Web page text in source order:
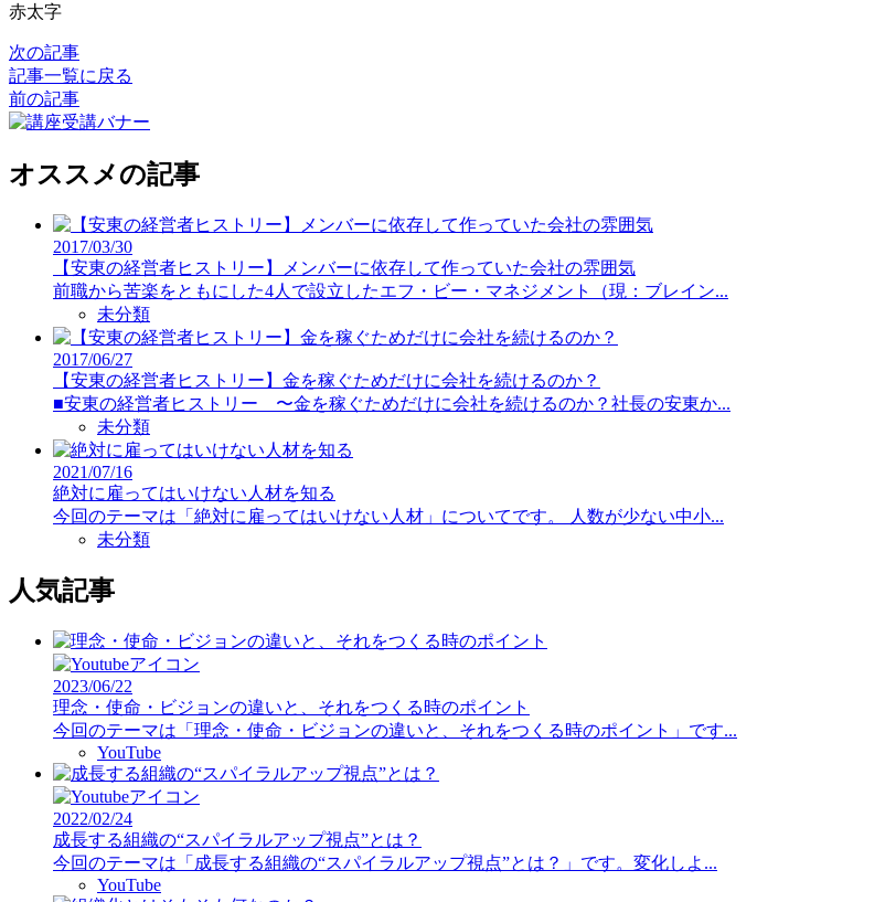
赤太字
次の記事
記事一覧に戻る
前の記事
オススメの記事
2017/03/30
【安東の経営者ヒストリー】メンバーに依存して作っていた会社の雰囲気
前職から苦楽をともにした4人で設立したエフ・ビー・マネジメント（現：ブレイン...
未分類
2017/06/27
【安東の経営者ヒストリー】金を稼ぐためだけに会社を続けるのか？
■安東の経営者ヒストリー 〜金を稼ぐためだけに会社を続けるのか？社長の安東か...
未分類
2021/07/16
絶対に雇ってはいけない人材を知る
今回のテーマは「絶対に雇ってはいけない人材」についてです。 人数が少ない中小...
未分類
人気記事
2023/06/22
理念・使命・ビジョンの違いと、それをつくる時のポイント
今回のテーマは「理念・使命・ビジョンの違いと、それをつくる時のポイント」です...
YouTube
2022/02/24
成長する組織の“スパイラルアップ視点”とは？
今回のテーマは「成長する組織の“スパイラルアップ視点”とは？」です。変化しよ...
YouTube